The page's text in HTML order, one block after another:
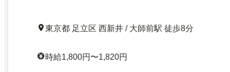
東京都 足立区 西新井 / 大師前駅 徒歩8分
時給1,800円〜1,820円